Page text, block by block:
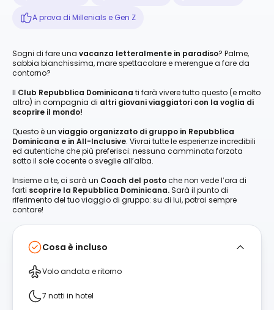
A prova di Millenials e Gen Z
Sogni di fare una vacanza letteralmente in paradiso? Palme,
sabbia bianchissima, mare spettacolare e merengue a fare da
contorno?
Il Club Repubblica Dominicana ti farà vivere tutto questo (e molto
altro) in compagnia di altri giovani viaggiatori con la voglia di
scoprire il mondo!
Questo è un viaggio organizzato di gruppo in Repubblica
Dominicana e in All-Inclusive. Vivrai tutte le esperienze incredibili
ed autentiche che più preferisci: nessuna camminata forzata
sotto il sole cocente o sveglie all’alba.
Insieme a te, ci sarà un Coach del postoche non vede l’ora di
farti scoprire la Repubblica Dominicana.Sarà il punto di
riferimento del tuo viaggio di gruppo: su di lui, potrai sempre
contare!
Cosa è incluso
Volo andata e ritorno
7 notti in hotel